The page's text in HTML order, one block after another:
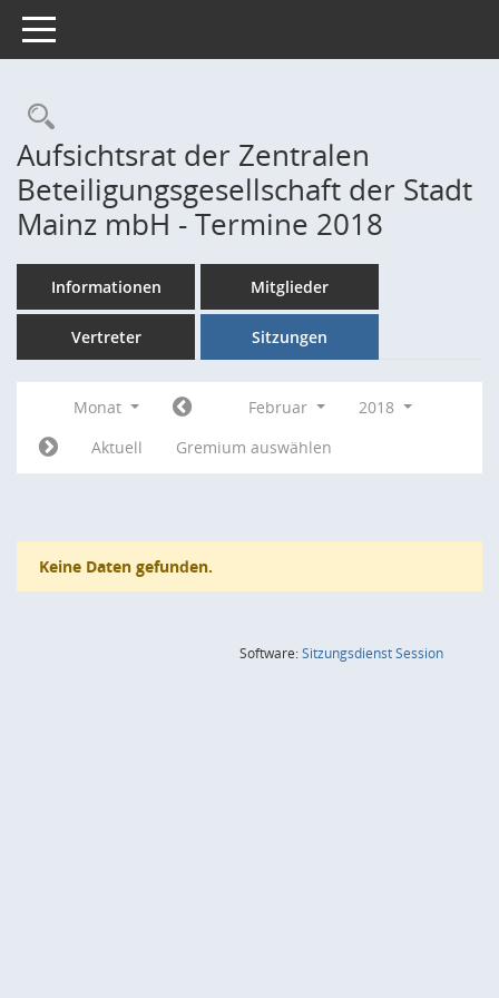
Toggle navigation
Rechercheauswahl
Aufsichtsrat der Zentralen
Beteiligungsgesellschaft der Stadt
Mainz mbH - Termine 2018
Informationen Mitglieder
Vertreter Sitzungen
Monat Februar
2018
Aktuell
Gremium auswählen
Keine Daten gefunden.
Software:SitzungsdienstSession(Wird in